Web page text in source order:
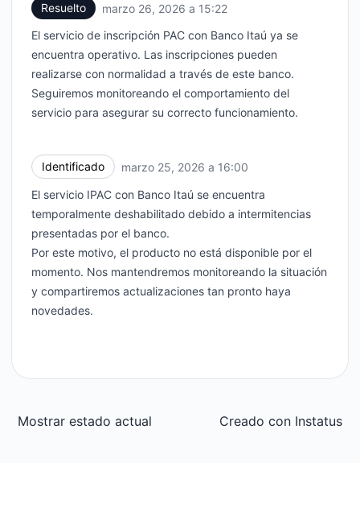
Resuelto marzo 26, 2026 a 15:22
El servicio de inscripción PAC con Banco Itaú ya se
encuentra operativo. Las inscripciones pueden
realizarse con normalidad a través de este banco.
Seguiremos monitoreando el comportamiento del
servicio para asegurar su correcto funcionamiento.
Identificado marzo 25, 2026 a 16:00
El servicio IPAC con Banco Itaú se encuentra
temporalmente deshabilitado debido a intermitencias
presentadas por el banco.
Por este motivo, el producto no está disponible por el
momento. Nos mantendremos monitoreando la situación
y compartiremos actualizaciones tan pronto haya
novedades.
Mostrar estado actual Creado con Instatus